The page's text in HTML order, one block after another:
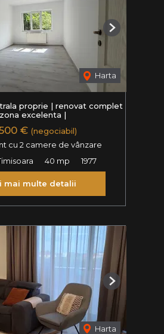
Harta
Next
proprie | renovat complet
excelenta |
€ (negociabil)
cu 2 camere de vânzare
40 mp 1977
mai multe detalii
Harta
Next